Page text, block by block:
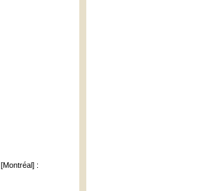
, [Montréal] :